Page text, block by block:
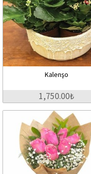
Kalenşo
1,750.00₺